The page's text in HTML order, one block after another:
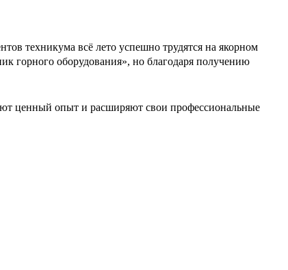
техникума всё лето успешно трудятся на якорном
горного оборудования», но благодаря получению
ценный опыт и расширяют свои профессиональные